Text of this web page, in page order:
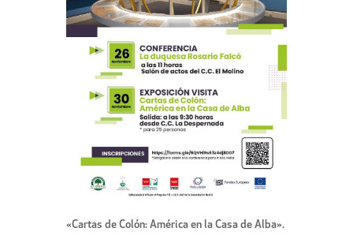
«Cartas de Colón: América en la Casa de Alba».